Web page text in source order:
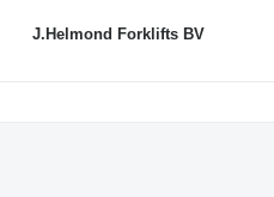
J.Helmond Forklifts BV